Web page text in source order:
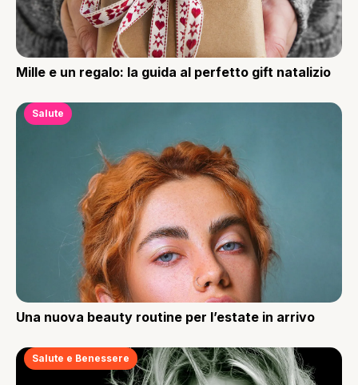
Mille e un regalo: la guida al perfetto gift natalizio
Salute
Una nuova beauty routine per l’estate in arrivo
Salute e Benessere